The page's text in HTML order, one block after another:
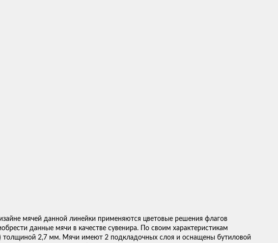
мячей данной линейки применяются цветовые решения флагов
данные мячи в качестве сувенира. По своим характеристикам
толщиной 2,7 мм. Мячи имеют 2 подкладочных слоя и оснащены бутиловой